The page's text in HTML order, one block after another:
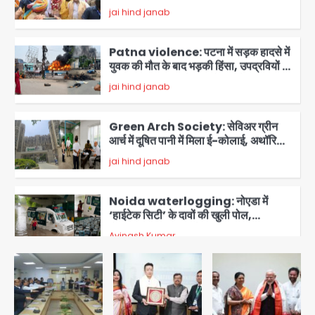
बैड टच’ का था मामला
4
Patna violence: पटना में सड़क हादसे में
युवक की मौत के बाद भड़की हिंसा, उपद्रवियों ने
फूंकीं 10 गाड़ियां, ट्रैफिक पोस्ट और स्लीपर
बस भी जलाई, NH-30 जाम
jai hind janab
5
Green Arch Society: सेविअर ग्रीन
आर्च में दूषित पानी में मिला ई-कोलाई, अथॉरिटी
ने शुरू की सैंपलिंग जांच
jai hind janab
1
Noida waterlogging: नोएडा में
‘हाईटेक सिटी’ के दावों की खुली पोल,
सेक्टर-95 अंडरपास में 3-4 फीट भरा पानी,
आधे घंटे तक फंसी रही एम्बुलेंस
Avinash Kumar
2
Gaur Chowk: चार मूर्ति चौक पर चलना
हुआ दुश्वार! उखड़ी सड़कें और जलभराव बना
आफत, अंडरपास पर भी खतरा
jai hind janab